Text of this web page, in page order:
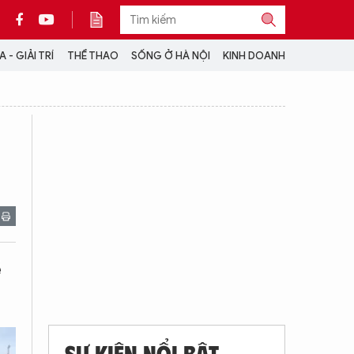
- GIẢI TRÍ THỂ THAO SỐNG Ở HÀ NỘI KINH DOANH